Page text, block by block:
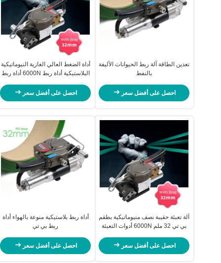
تعدين الطاقة آلة ربط الحيوانات الأليفة
بالنفط
احصل على أفضل سعر
أداة الضغط العالي الغازية النيوماتيكية
البلاستيكية أداة ربط 6000N أداة ربط
احصل على أفضل سعر
آلة تعبئة حقيبة نصف منيوماتيكية بطقم
بي تي 32 ملم 6000N أدوات التعبئة
احصل على أفضل سعر
أداة ربط بلاستيكية منوعة بالهواء أداة
ربط بي تي
احصل على أفضل سعر